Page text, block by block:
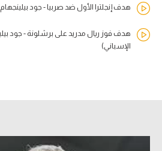
هدف إنجلترا الأول ضد صربيا - جود بيلينجهام
هدف فوز ريال مدريد على برشلونة - جود
الإسباني)